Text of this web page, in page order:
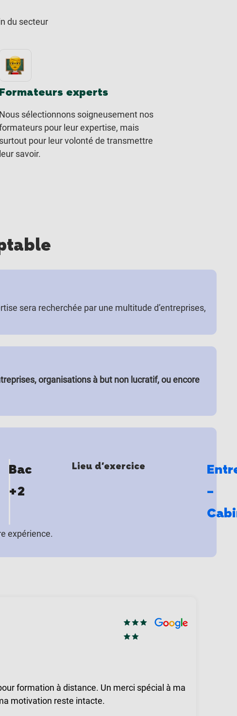
du secteur
Formateurs experts
Nous sélectionnons soigneusement nos
pour leur expertise, mais
surtout pour leur volonté de transmettre
leur savoir.
sera recherchée par une multitude d’entreprises,
organisations à but non lucratif, ou encore
Bac
+2
Lieu d'exercice
–
expérience.
formation à distance. Un merci spécial à ma
motivation reste intacte.